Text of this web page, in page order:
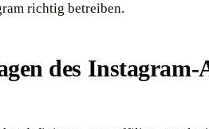
richtig betreiben.
des